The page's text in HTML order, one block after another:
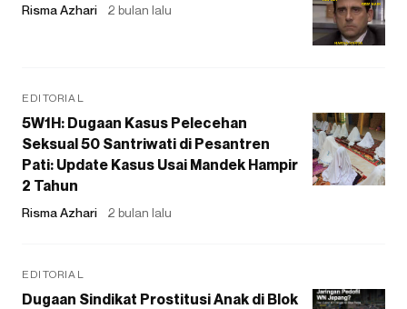
Risma Azhari 2 bulan lalu
EDITORIAL
5W1H: Dugaan Kasus Pelecehan
Seksual 50 Santriwati di Pesantren
Pati: Update Kasus Usai Mandek Hampir
2 Tahun
Risma Azhari 2 bulan lalu
EDITORIAL
Dugaan Sindikat Prostitusi Anak di Blok